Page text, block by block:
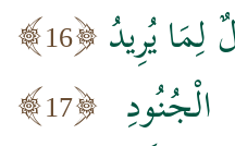
لِمَا يُرِيدُ 16
17